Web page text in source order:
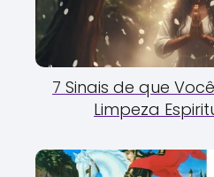
7 Sinais de que
Limpeza